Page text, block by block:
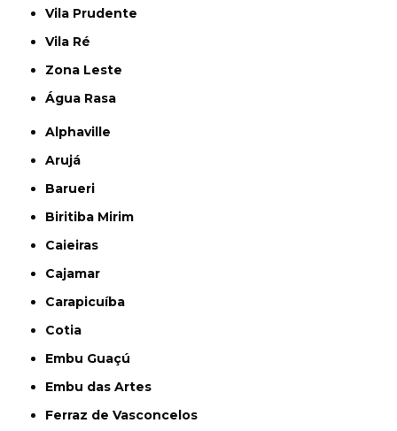
Vila Prudente
Vila Ré
Zona Leste
Água Rasa
Alphaville
Arujá
Barueri
Biritiba Mirim
Caieiras
Cajamar
Carapicuíba
Cotia
Embu Guaçú
Embu das Artes
Ferraz de Vasconcelos